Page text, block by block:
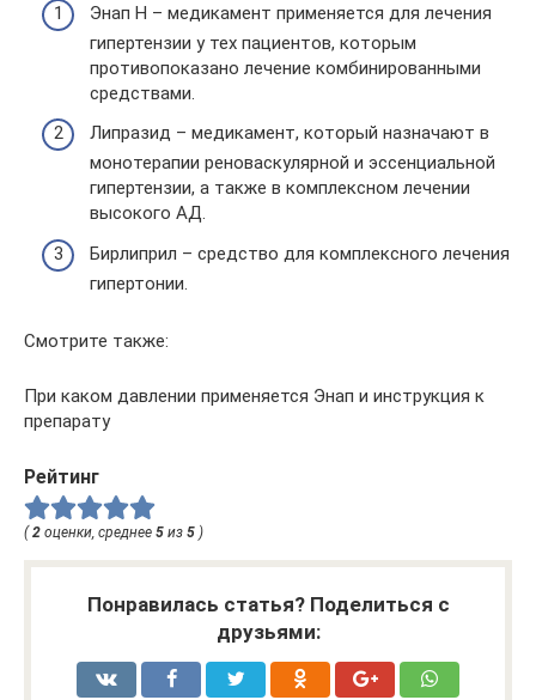
Энап Н – медикамент применяется для лечения
гипертензии у тех пациентов, которым
противопоказано лечение комбинированными
средствами.
Липразид – медикамент, который назначают в
монотерапии реноваскулярной и эссенциальной
гипертензии, а также в комплексном лечении
высокого АД.
Бирлиприл – средство для комплексного лечения
гипертонии.
Смотрите также:
При каком давлении применяется Энап и инструкция к
препарату
Рейтинг
( 2 оценки, среднее 5 из 5 )
Понравилась статья? Поделиться с
друзьями: